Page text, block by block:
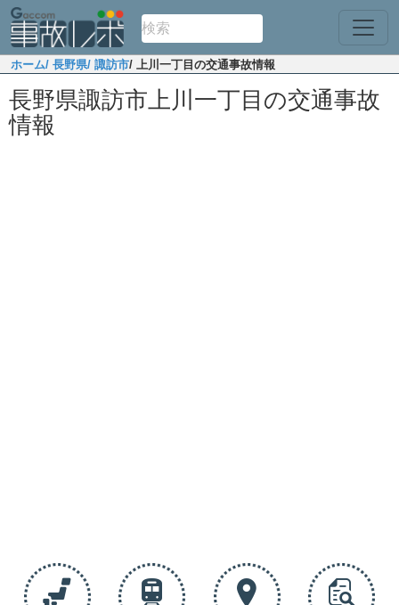
ホーム/ 長野県/ 諏訪市/ 上川一丁目の交通事故情報
長野県諏訪市上川一丁目の交通事故
情報